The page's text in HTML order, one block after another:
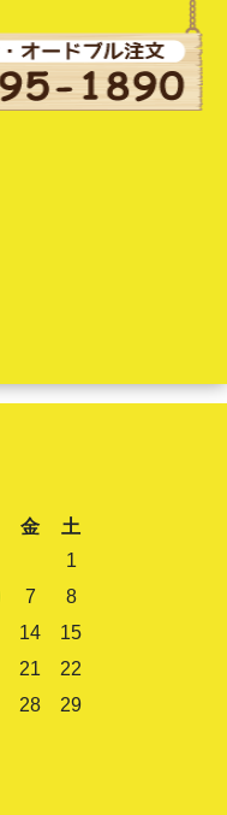
金
土
1
7
8
14
15
21
22
28
29